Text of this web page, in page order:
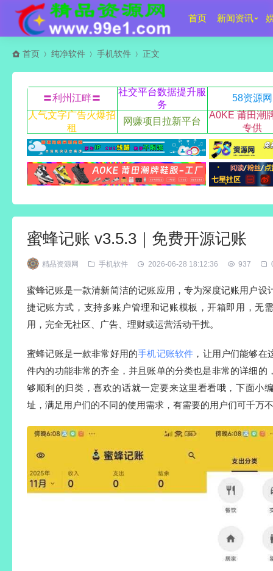
首页 新闻资讯
首页 纯净软件 手机软件 正文
〓利州江畔〓
社交平台数据提升服
务
58资源网
人气文字广告火爆招
租
网赚项目拉新平台
A0KE 莆田潮
专供
蜜蜂记账 v3.5.3｜免费开源记账
精品资源网 手机软件 2026-06-28 18:12:36 937
蜜蜂记账是一款清新简洁的记账应用，专为深度记账用户设
捷记账方式，支持多账户管理和记账模板，开箱即用，无
用，完全无社区、广告、理财或运营活动干扰。
蜜蜂记账是一款非常好用的手机记账软件 ，让用户们能够在
件内的功能非常的齐全，并且账单的分类也是非常的详细的
够顺利的归类，喜欢的话就一定要来这里看看哦，下面小
址，满足用户们的不同的使用需求，有需要的用户们可千万